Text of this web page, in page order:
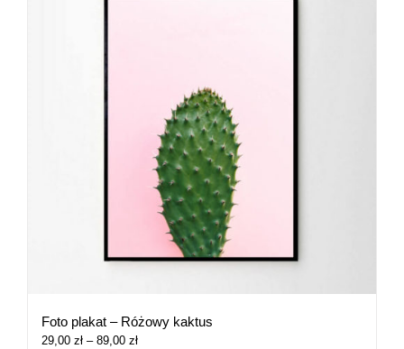
Foto plakat – Różowy kaktus
29,00 zł – 89,00 złZakres